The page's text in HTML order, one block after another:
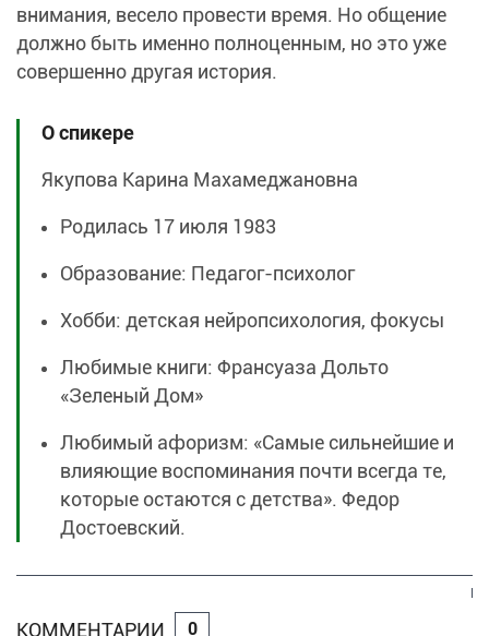
внимания, весело провести время. Но общение
должно быть именно полноценным, но это уже
совершенно другая история.
О спикере
Якупова Карина Махамеджановна
Родилась 17 июля 1983
Образование: Педагог-психолог
Хобби: детская нейропсихология, фокусы
Любимые книги: Франсуаза Дольто
«Зеленый Дом»
Любимый афоризм: «Самые сильнейшие и
влияющие воспоминания почти всегда те,
которые остаются с детства». Федор
Достоевский.
КОММЕНТАРИИ 0